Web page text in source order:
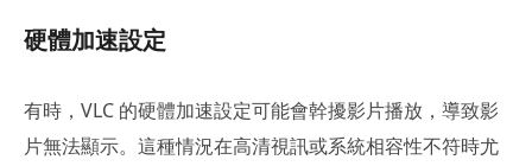
硬體加速設定
有時，VLC 的硬體加速設定可能會幹擾影片播放，導致影
片無法顯示。這種情況在高清視訊或系統相容性不符時尤